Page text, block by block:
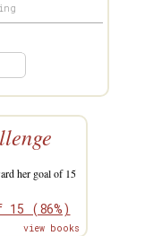
her goal of 15
15 (86%)
view books